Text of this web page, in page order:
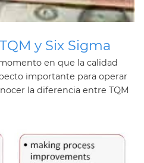
y Six Sigma
en que la calidad
importante para operar
la diferencia entre TQM